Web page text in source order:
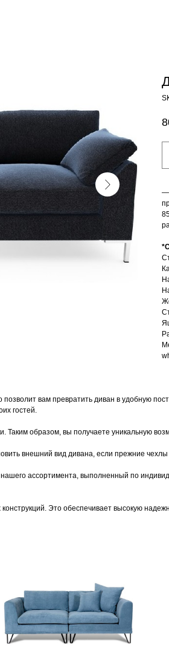
—
вам превратить диван в удобную
гостей.
образом, вы получаете уникальную
внешний вид дивана, если прежние чехлы
нашего ассортимента, выполненный по
Это обеспечивает высокую